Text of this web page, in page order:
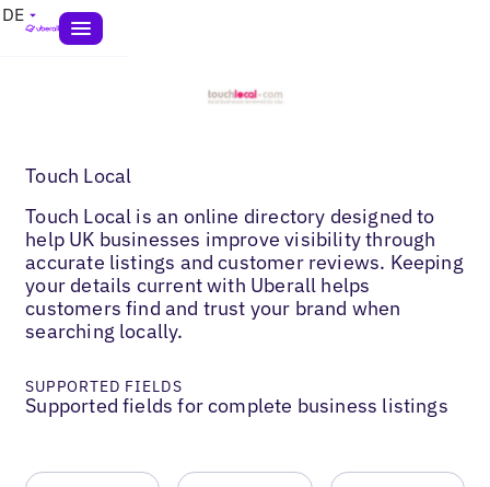
DE
Touch Local
Touch Local is an online directory designed to
help UK businesses improve visibility through
accurate listings and customer reviews. Keeping
your details current with Uberall helps
customers find and trust your brand when
searching locally.
SUPPORTED FIELDS
Supported fields for complete business listings